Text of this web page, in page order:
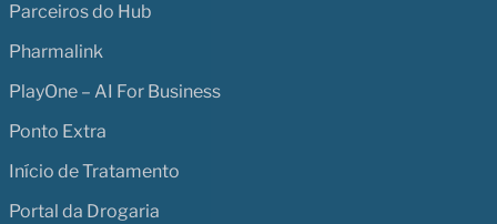
Parceiros do Hub
Pharmalink
PlayOne – AI For Business
Ponto Extra
Início de Tratamento
Portal da Drogaria